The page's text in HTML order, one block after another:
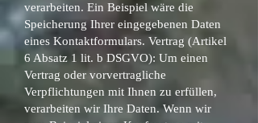
verarbeiten. Ein Beispiel wäre die
Speicherung Ihrer eingegebenen Daten
eines Kontaktformulars. Vertrag (Artikel
6 Absatz 1 lit. b DSGVO): Um einen
Vertrag oder vorvertragliche
Verpflichtungen mit Ihnen zu erfüllen,
verarbeiten wir Ihre Daten. Wenn wir